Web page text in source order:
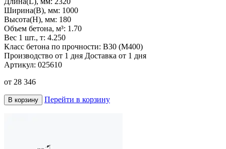
Ширина(B), мм: 1000
Высота(H), мм: 180
Объем бетона, м³: 1.70
Вес 1 шт., т: 4.250
Класс бетона по прочности: В30 (М400)
Производство от 1 дня Доставка от 1 дня
Артикул: 025610
от 28 346
В корзину Перейти в корзину